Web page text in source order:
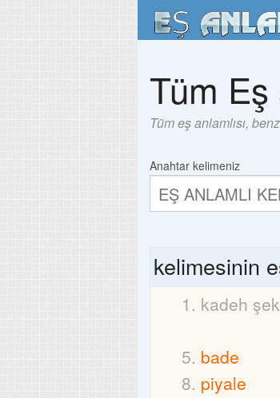
Tüm Eş
Tüm eş anlamlısı,
Anahtar kelimeniz
kelimesinin
kadeh
bade
piyale